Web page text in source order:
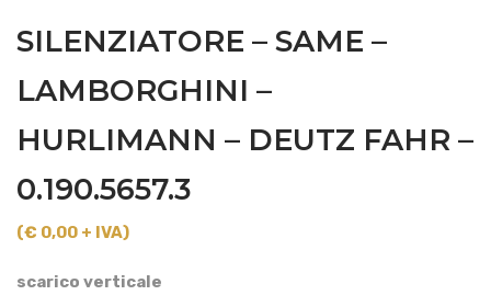
SILENZIATORE – SAME –
LAMBORGHINI –
HURLIMANN – DEUTZ FAHR –
0.190.5657.3
(€ 0,00 + IVA)
scarico verticale